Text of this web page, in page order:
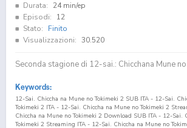
Durata:
24 min/ep
Episodi:
12
Stato:
Finito
Visualizzazioni: 30.520
Seconda stagione di 12-sai.: Chicchana Mune
Keywords:
12-Sai. Chiccha na Mune no Tokimeki 2 SUB ITA - 12-Sai.
Tokimeki 2 ITA - 12-Sai. Chiccha na Mune no Tokimeki 2
Chiccha na Mune no Tokimeki 2 Download SUB ITA - 12-Sai.
Tokimeki 2 Streaming ITA - 12-Sai. Chiccha na Mune no